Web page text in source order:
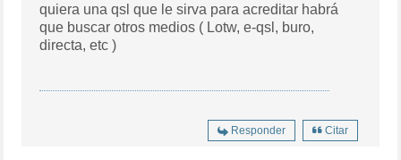
quiera una qsl que le sirva para acreditar habrá
que buscar otros medios ( Lotw, e-qsl, buro,
directa, etc )
Responder Citar